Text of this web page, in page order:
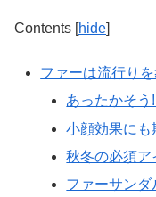
Contents [hide]
ファーは流行り
あったかそう
小顔効果にも
秋冬の必須
ファーサン